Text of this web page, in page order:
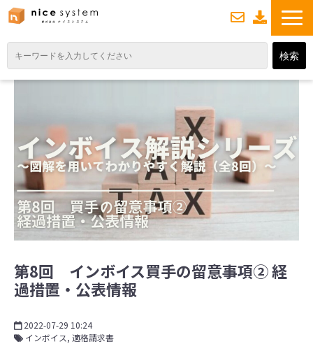
サービス紹介
業務DXソリューション
業務から探す
導入事例
業務のお悩みスッキリ通信
よくあるご質問
第8回 インボイス買手の留意事項② 経
過措置・公表情報
2022-07-29 10:24
インボイス 適格請求書